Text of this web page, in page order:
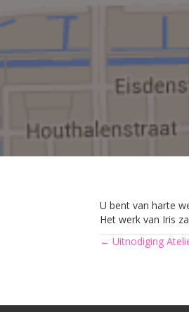
U bent van harte
Het werk van Iris
Posts
← Uitnodiging